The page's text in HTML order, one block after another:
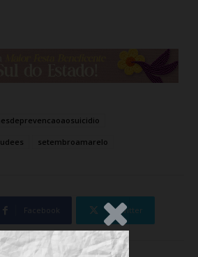
setembroamarelo
Facebook Twitter